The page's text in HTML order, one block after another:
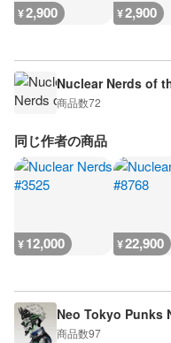
¥2,900 ¥2,900
Nuclear Nerds of
商品数72
同じ作者の商品
¥12,000 ¥22,900
Neo Tokyo Punks
商品数97